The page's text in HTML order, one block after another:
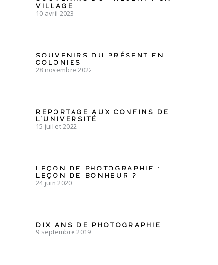
VILLAGE
10 avril 2023
SOUVENIRS DU PRÉSENT EN
COLONIES
28 novembre 2022
REPORTAGE AUX CONFINS DE
L’UNIVERSITÉ
15 juillet 2022
LEÇON DE PHOTOGRAPHIE :
LEÇON DE BONHEUR ?
24 juin 2020
DIX ANS DE PHOTOGRAPHIE
9 septembre 2019